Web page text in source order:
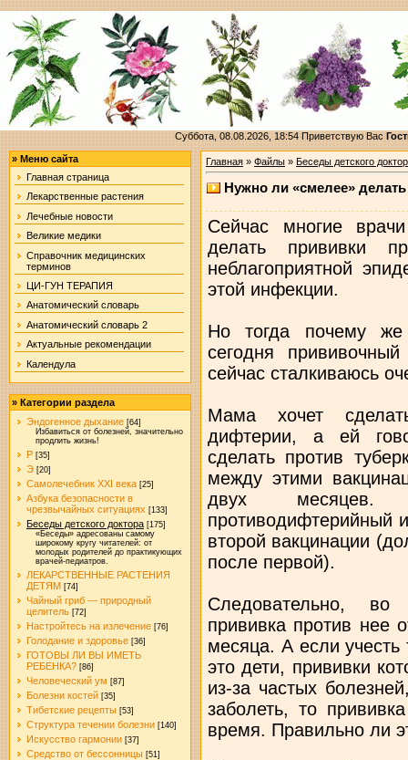
Суббота, 08.08.2026, 18:54Приветствую Вас
» Меню сайта
Главная страница
Лекарственные растения
Лечебные новости
Великие медики
Справочник медицинских
терминов
ЦИ-ГУН ТЕРАПИЯ
Анатомический словарь
Анатомический словарь 2
Актуальные рекомендации
Календула
» Категории раздела
Эндогенное дыхание [64]
Избавиться от болезней, значительно
продлить жизнь!
Р [35]
Э [20]
Самолечебник XXI века [25]
Азбука безопасности в
чрезвычайных ситуациях [133]
Беседы детского доктора [175]
«Беседы» адресованы самому
широкому кругу читателей: от
молодых родителей до практикующих
врачей-педиатров.
ЛЕКАРСТВЕННЫЕ РАСТЕНИЯ
ДЕТЯМ [74]
Чайный гриб — природный
целитель [72]
Настройтесь на излечение [76]
Голодание и здоровье [36]
ГОТОВЫ ЛИ ВЫ ИМЕТЬ
РЕБЕНКА? [86]
Человеческий ум [87]
Болезни костей [35]
Тибетские рецепты [53]
Структура течении болезни [140]
Искусство гармонии [37]
Средство от бессонницы [51]
Главная» Файлы» Беседы детского
Нужно ли «смелее»
Сейчас многие
делать прививки
неблагоприятной
этой инфекции.
Но тогда почему же
сегодня
сейчас сталкиваюсь
Мама хочет
дифтерии, а ей
сделать против
между этими
двух месяцев.
противодифтерийный
второй вакцинации
после первой).
Следовательно,
прививка против нее
месяца. А если учесть
это дети, прививки
из-за частых
заболеть, то
время. Правильно ли